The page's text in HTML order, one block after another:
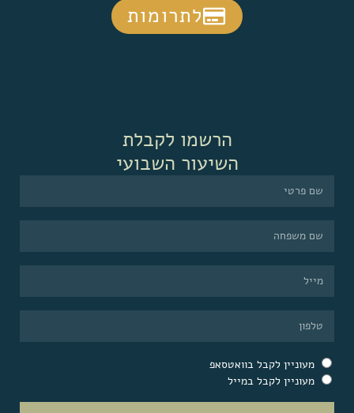
לתרומות
הרשמו לקבלת
השיעור השבועי
מעוניין לקבל בוואטסאפ
מעוניין לקבל במייל